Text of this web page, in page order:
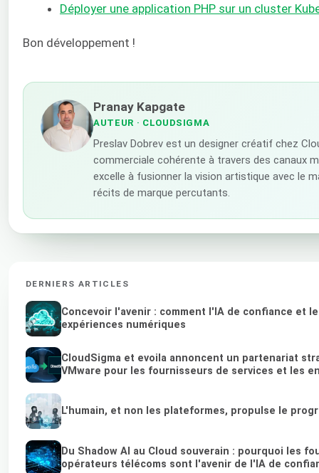
Déployer une application PHP sur un cluster
Bon développement !
Pranay Kapgate
AUTEUR · CLOUDSIGMA
Preslav Dobrev est un designer créatif chez
commerciale cohérente à travers des canaux
excelle à fusionner la vision artistique avec le
récits de marque percutants.
DERNIERS ARTICLES
Concevoir l'avenir : comment l'IA de confiance et
expériences numériques
CloudSigma et evoila annoncent un partenariat
VMware pour les fournisseurs de services et les
L'humain, et non les plateformes, propulse le
Du Shadow AI au Cloud souverain : pourquoi les
opérateurs télécoms sont l'avenir de l'IA de